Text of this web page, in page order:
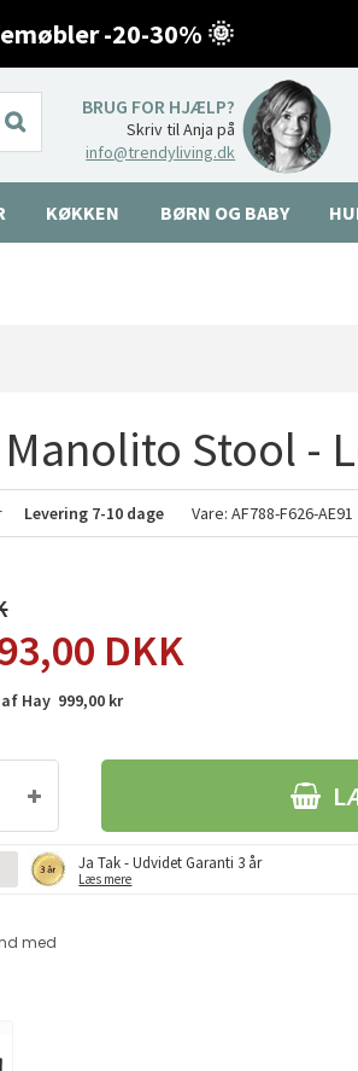
-20-30% 🌞
BRUG FOR HJÆLP?
Skriv til Anja på
info@trendyliving.dk
KØKKEN BØRN OG BABY
Stool -
Levering 7-10 dage Vare:AF788-F626-AE91
DKK
Hay 999,00 kr
Ja Tak - Udvidet Garanti 3 år
Læs mere